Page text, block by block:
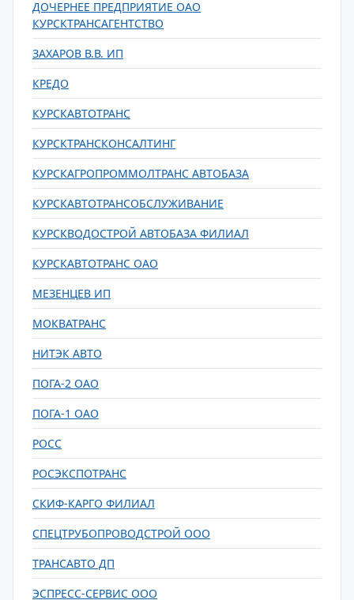
ДОЧЕРНЕЕ ПРЕДПРИЯТИЕ ОАО
КУРСКТРАНСАГЕНТСТВО
ЗАХАРОВ В.В. ИП
КРЕДО
КУРСКАВТОТРАНС
КУРСКТРАНСКОНСАЛТИНГ
КУРСКАГРОПРОММОЛТРАНС АВТОБАЗА
КУРСКАВТОТРАНСОБСЛУЖИВАНИЕ
КУРСКВОДОСТРОЙ АВТОБАЗА ФИЛИАЛ
КУРСКАВТОТРАНС ОАО
МЕЗЕНЦЕВ ИП
МОКВАТРАНС
НИТЭК АВТО
ПОГА-2 ОАО
ПОГА-1 ОАО
РОСС
РОСЭКСПОТРАНС
СКИФ-КАРГО ФИЛИАЛ
СПЕЦТРУБОПРОВОДСТРОЙ ООО
ТРАНСАВТО ДП
ЭСПРЕСС-СЕРВИС ООО